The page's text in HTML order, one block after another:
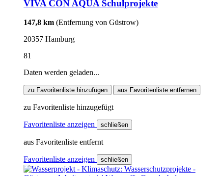
VIVA CON AQUA Schulprojekte
147,8 km (Entfernung von Güstrow)
20357 Hamburg
81
Daten werden geladen...
zu Favoritenliste hinzufügen aus Favoritenliste entfernen
zu Favoritenliste hinzugefügt
Favoritenliste anzeigen schließen
aus Favoritenliste entfernt
Favoritenliste anzeigen schließen